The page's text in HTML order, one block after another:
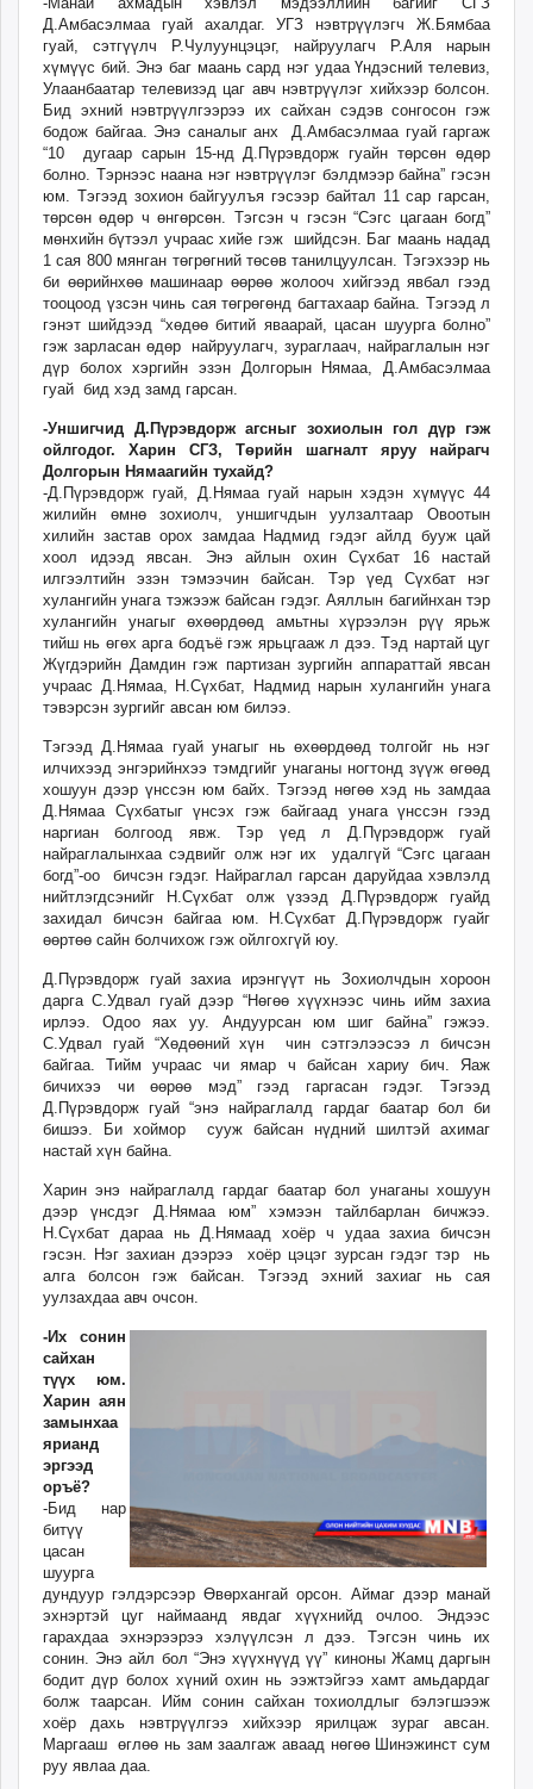
toim.mn
tac.mn
paparazzi.mn
unread.today
Д.Амбасэлмаа гуай ахалдаг. УГЗ нэвтрүүлэгч Ж.Бямбаа
гуай, сэтгүүлч Р.Чулуунцэцэг, найруулагч Р.Аля нарын
хүмүүс бий. Энэ баг маань сард нэг удаа Үндэсний телевиз,
Улаанбаатар телевизэд цаг авч нэвтрүүлэг хийхээр болсон.
Бид эхний нэвтрүүлгээрээ их сайхан сэдэв сонгосон гэж
бодож байгаа. Энэ саналыг анх Д.Амбасэлмаа гуай гаргаж
“10 дугаар сарын 15-нд Д.Пүрэвдорж гуайн төрсөн өдөр
болно. Тэрнээс наана нэг нэвтрүүлэг бэлдмээр байна” гэсэн
юм. Тэгээд зохион байгуулъя гэсээр байтал 11 сар гарсан,
төрсөн өдөр ч өнгөрсөн. Тэгсэн ч гэсэн “Сэгс цагаан богд”
мөнхийн бүтээл учраас хийе гэж шийдсэн. Баг маань надад
1 сая 800 мянган төгрөгний төсөв танилцуулсан. Тэгэхээр нь
би өөрийнхөө машинаар өөрөө жолооч хийгээд явбал гээд
тооцоод үзсэн чинь сая төгрөгөнд багтахаар байна. Тэгээд л
гэнэт шийдээд “хөдөө битий яваарай, цасан шуурга болно”
гэж зарласан өдөр найруулагч, зураглаач, найраглалын нэг
дүр болох хэргийн эзэн Долгорын Нямаа, Д.Амбасэлмаа
гуай бид хэд замд гарсан.
-Уншигчид Д.Пүрэвдорж агсныг зохиолын гол дүр гэж
ойлгодог. Харин СГЗ, Төрийн шагналт яруу найрагч
Долгорын Нямаагийн тухайд?
-Д.Пүрэвдорж гуай, Д.Нямаа гуай нарын хэдэн хүмүүс 44
жилийн өмнө зохиолч, уншигчдын уулзалтаар Овоотын
хилийн застав орох замдаа Надмид гэдэг айлд бууж цай
хоол идээд явсан. Энэ айлын охин Сүхбат 16 настай
илгээлтийн эзэн тэмээчин байсан. Тэр үед Сүхбат нэг
хулангийн унага тэжээж байсан гэдэг. Аяллын багийнхан тэр
хулангийн унагыг өхөөрдөөд амьтны хүрээлэн рүү ярьж
тийш нь өгөх арга бодъё гэж ярьцгааж л дээ. Тэд нартай цуг
Жүгдэрийн Дамдин гэж партизан зургийн аппараттай явсан
учраас Д.Нямаа, Н.Сүхбат, Надмид нарын хулангийн унага
тэвэрсэн зургийг авсан юм билээ.
Тэгээд Д.Нямаа гуай унагыг нь өхөөрдөөд толгойг нь нэг
илчихээд энгэрийнхээ тэмдгийг унаганы ногтонд зүүж өгөөд
хошуун дээр үнссэн юм байх. Тэгээд нөгөө хэд нь замдаа
Д.Нямаа Сүхбатыг үнсэх гэж байгаад унага үнссэн гээд
наргиан болгоод явж. Тэр үед л Д.Пүрэвдорж гуай
найраглалынхаа сэдвийг олж нэг их удалгүй “Сэгс цагаан
богд”-оо бичсэн гэдэг. Найраглал гарсан даруйдаа хэвлэлд
нийтлэгдсэнийг Н.Сүхбат олж үзээд Д.Пүрэвдорж гуайд
захидал бичсэн байгаа юм. Н.Сүхбат Д.Пүрэвдорж гуайг
өөртөө сайн болчихож гэж ойлгохгүй юу.
Д.Пүрэвдорж гуай захиа ирэнгүүт нь Зохиолчдын хороон
дарга С.Удвал гуай дээр “Нөгөө хүүхнээс чинь ийм захиа
ирлээ. Одоо яах уу. Андуурсан юм шиг байна” гэжээ.
С.Удвал гуай “Хөдөөний хүн чин сэтгэлээсээ л бичсэн
байгаа. Тийм учраас чи ямар ч байсан хариу бич. Яаж
бичихээ чи өөрөө мэд” гээд гаргасан гэдэг. Тэгээд
Д.Пүрэвдорж гуай “энэ найраглалд гардаг баатар бол би
бишээ. Би хоймор сууж байсан нүдний шилтэй ахимаг
настай хүн байна.
Харин энэ найраглалд гардаг баатар бол унаганы хошуун
дээр үнсдэг Д.Нямаа юм” хэмээн тайлбарлан бичжээ.
Н.Сүхбат дараа нь Д.Нямаад хоёр ч удаа захиа бичсэн
гэсэн. Нэг захиан дээрээ хоёр цэцэг зурсан гэдэг тэр нь
алга болсон гэж байсан. Тэгээд эхний захиаг нь сая
уулзахдаа авч очсон.
-Их сонин
сайхан
түүх юм.
Харин аян
замынхаа
ярианд
эргээд
оръё?
-Бид нар
битүү
цасан
шуурга
дундуур гэлдэрсээр Өвөрхангай орсон. Аймаг дээр манай
эхнэртэй цуг наймаанд явдаг хүүхнийд очлоо. Эндээс
гарахдаа эхнэрээрээ хэлүүлсэн л дээ. Тэгсэн чинь их
сонин. Энэ айл бол “Энэ хүүхнүүд үү” киноны Жамц даргын
бодит дүр болох хүний охин нь ээжтэйгээ хамт амьдардаг
болж таарсан. Ийм сонин сайхан тохиолдлыг бэлэгшээж
хоёр дахь нэвтрүүлгээ хийхээр ярилцаж зураг авсан.
Маргааш өглөө нь зам заалгаж аваад нөгөө Шинэжинст сум
руу явлаа даа.